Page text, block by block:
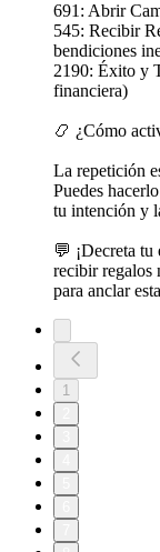
691: Abrir
545: Recibir
bendiciones
2190: Éxito y
financiera)
📿 ¿Cómo
La repetición
Puedes
tu intención y
💬 ¡Decreta
recibir regalos
para anclar
1